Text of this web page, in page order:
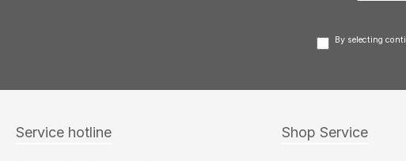
By selecting
Service hotline Shop Service